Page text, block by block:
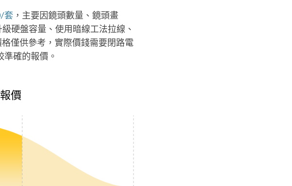
套，主要因鏡頭數量、鏡頭畫
硬盤容量、使用暗線工法拉線、
僅供參考，實際價錢需要閉路電
確的報價。
價